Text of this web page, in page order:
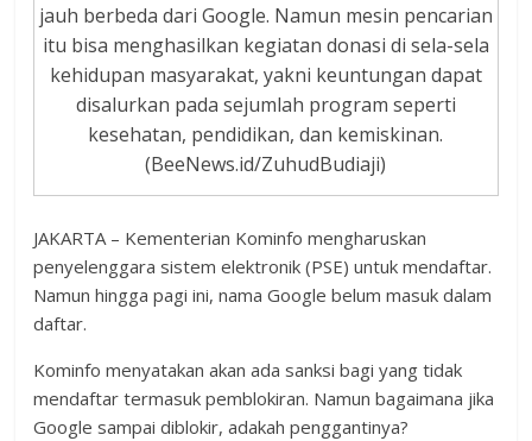
jauh berbeda dari Google. Namun mesin pencarian
itu bisa menghasilkan kegiatan donasi di sela-sela
kehidupan masyarakat, yakni keuntungan dapat
disalurkan pada sejumlah program seperti
kesehatan, pendidikan, dan kemiskinan.
(BeeNews.id/ZuhudBudiaji)
JAKARTA – Kementerian Kominfo mengharuskan
penyelenggara sistem elektronik (PSE) untuk mendaftar.
Namun hingga pagi ini, nama Google belum masuk dalam
daftar.
Kominfo menyatakan akan ada sanksi bagi yang tidak
mendaftar termasuk pemblokiran. Namun bagaimana jika
Google sampai diblokir, adakah penggantinya?